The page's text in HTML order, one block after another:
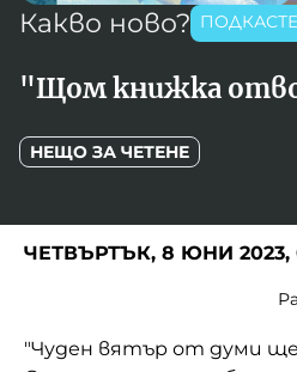
Приказки
История на
От соул до рокендрол
Яйцето на света
Златната ябълка
Кои сме ние?
За вас, родители
БНР
БНР Новини
Какво ново?
"Щом книжка
НЕЩО ЗА ЧЕТЕНЕ
ЧЕТВЪРТЪК, 8 ЮНИ 2023,
"Чуден вятър от думи